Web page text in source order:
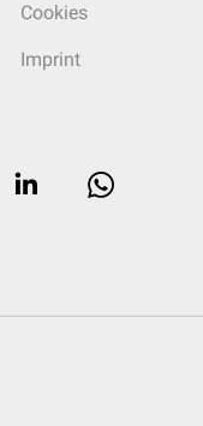
Cookies
Imprint